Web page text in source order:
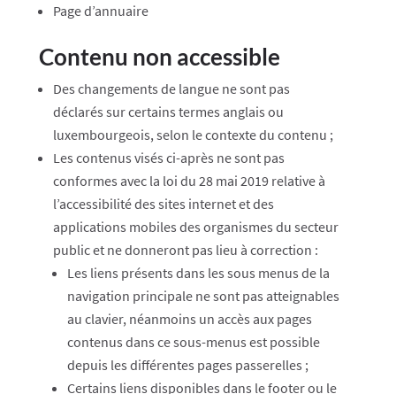
Page d’annuaire
Contenu non accessible
Des changements de langue ne sont pas
déclarés sur certains termes anglais ou
luxembourgeois, selon le contexte du contenu ;
Les contenus visés ci-après ne sont pas
conformes avec la loi du 28 mai 2019 relative à
l’accessibilité des sites internet et des
applications mobiles des organismes du secteur
public et ne donneront pas lieu à correction :
Les liens présents dans les sous menus de la
navigation principale ne sont pas atteignables
au clavier, néanmoins un accès aux pages
contenus dans ce sous-menus est possible
depuis les différentes pages passerelles ;
Certains liens disponibles dans le footer ou le